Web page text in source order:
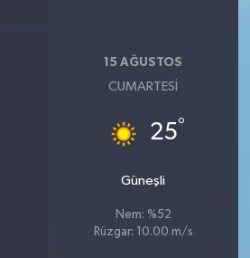
15 AĞUSTOS
CUMARTESI
25°
Güneşli
Nem: %52
Rüzgar: 10.00 m/s